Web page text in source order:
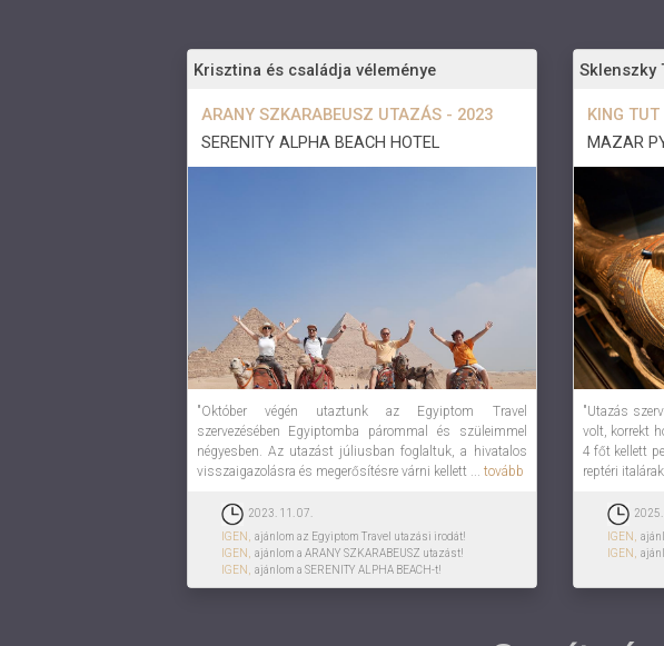
Krisztina és családja véleménye
ARANY SZKARABEUSZ UTAZÁS - 2023
SERENITY ALPHA BEACH HOTEL
"Október végén utaztunk az Egyiptom Travel
szervezésében Egyiptomba párommal és szüleimmel
négyesben. Az utazást júliusban foglaltuk, a hivatalos
visszaigazolásra és megerősítésre várni kellett ... tovább
2023. 11. 07.
IGEN,
ajánlom az Egyiptom Travel utazási irodát!
IGEN,
ajánlom a ARANY SZKARABEUSZ utazást!
IGEN,
ajánlom a SERENITY ALPHA BEACH-t!
Sklenszky
KING
MAZAR
"Utazás
volt, korrekt
4 főt kellett
reptéri
2025.
IGEN,
IGEN,